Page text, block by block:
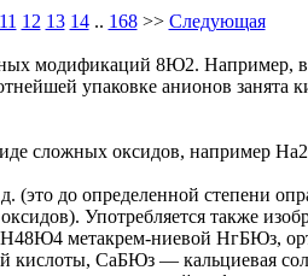
11 12 13 14.. 168>> Следующая
модификаций 8Ю2. Например,
упаковке анионов занята
сложных оксидов, например
до определенной степени
Употребляется также
метакрем-ниевой НгБЮз,
кислоты, СаБЮз — кальциевая